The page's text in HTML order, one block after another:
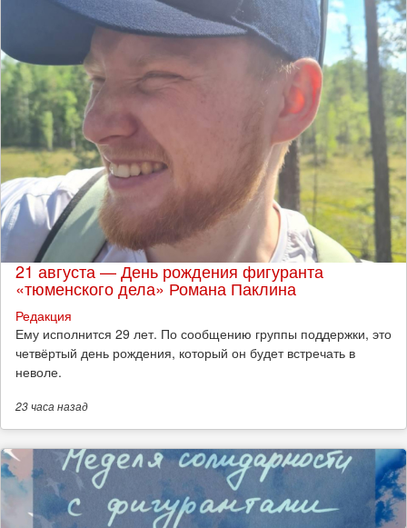
21 августа — День рождения фигуранта
«тюменского дела» Романа Паклина
Редакция
Ему исполнится 29 лет. По сообщению группы поддержки, это
четвёртый день рождения, который он будет встречать в
неволе.
23 часаназад